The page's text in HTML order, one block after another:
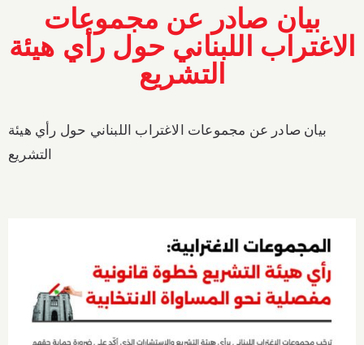
بيان صادر عن مجموعات
الاغتراب اللبناني حول رأي هيئة
التشريع
بيان صادر عن مجموعات الاغتراب اللبناني حول رأي هيئة
التشريع